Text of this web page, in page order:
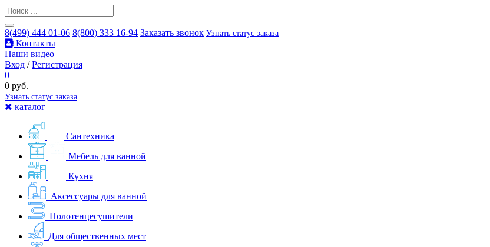
8(499) 444 01-06 8(800) 333 16-94 Заказать звонок Узнать статус заказа
Контакты
Наши видео
Вход /Регистрация
0
0 руб.
Узнать статус заказа
каталог
Сантехника
Мебель для ванной
Кухня
Аксессуары для ванной
Полотенцесушители
Для общественных мест